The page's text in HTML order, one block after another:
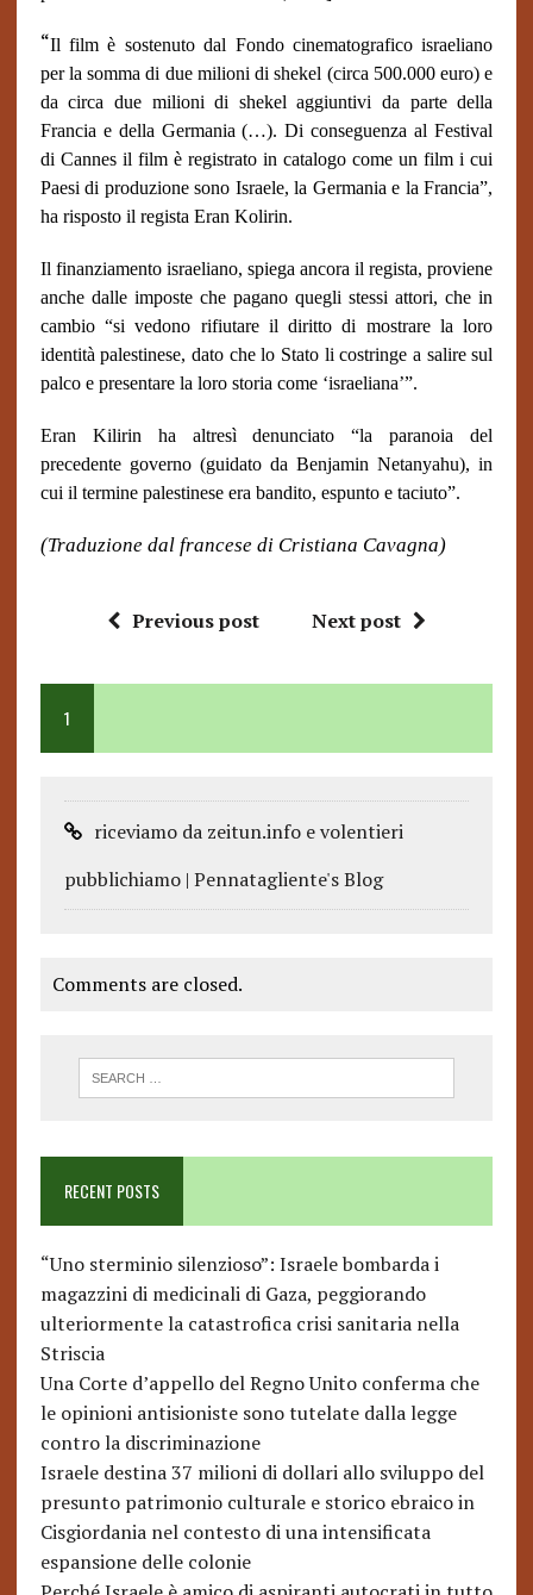
“Il film è sostenuto dal Fondo cinematografico israeliano
per la somma di due milioni di shekel (circa 500.000 euro) e
da circa due milioni di shekel aggiuntivi da parte della
Francia e della Germania (…). Di conseguenza al Festival
di Cannes il film è registrato in catalogo come un film i cui
Paesi di produzione sono Israele, la Germania e la Francia”,
ha risposto il regista Eran Kolirin.
Il finanziamento israeliano, spiega ancora il regista, proviene
anche dalle imposte che pagano quegli stessi attori, che in
cambio “si vedono rifiutare il diritto di mostrare la loro
identità palestinese, dato che lo Stato li costringe a salire sul
palco e presentare la loro storia come ‘israeliana’”.
Eran Kilirin ha altresì denunciato “la paranoia del
precedente governo (guidato da Benjamin Netanyahu), in
cui il termine palestinese era bandito, espunto e taciuto”.
(Traduzione dal francese di Cristiana Cavagna)
Previous post Next post
1
riceviamo da zeitun.info e volentieri
pubblichiamo | Pennatagliente's Blog
Comments are closed.
RECENT POSTS
“Uno sterminio silenzioso”: Israele bombarda i
magazzini di medicinali di Gaza, peggiorando
ulteriormente la catastrofica crisi sanitaria nella
Striscia
Una Corte d’appello del Regno Unito conferma che
le opinioni antisioniste sono tutelate dalla legge
contro la discriminazione
Israele destina 37 milioni di dollari allo sviluppo del
presunto patrimonio culturale e storico ebraico in
Cisgiordania nel contesto di una intensificata
espansione delle colonie